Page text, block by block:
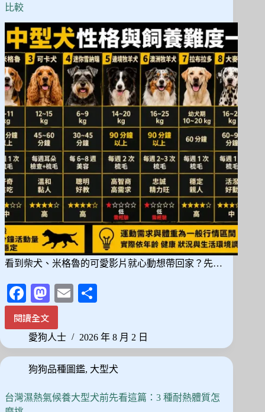
毛
的！
低
過
敏
20
犬
種
挑
選
與
照
護
全
解
比較
看到柴犬、米格魯的可愛影片就心動想帶回家？先…
Fa
ce
bo
ok
M
as
to
do
n
E
ail
閱讀全文
想
養
中
型
犬
看
愛狗人士 2026 年 8 月 2 日
狗狗品種圖鑑, 大型犬
台灣濕熱氣候養大型犬前先看這篇：3 種耐熱體質怎